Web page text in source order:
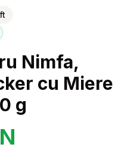
Nimfa,
cu Miere
g